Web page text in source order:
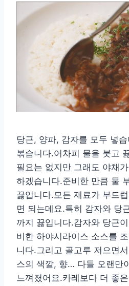
당근, 양파, 감자를 모두 넣
볶습니다.어차피 물을 붓고
필요는 없지만 그래도 야채
하겠습니다.준비한 만큼 물
끓입니다.모든 재료가 부드
면 되는데요.특히 감자와 당
까지 끓입니다.감자와 당근
비한 하야시라이스 소스를
니다.그리고 골고루 저으면
스의 색깔, 향… 다들 오랜만
느껴졌어요.카레보다 더 좋